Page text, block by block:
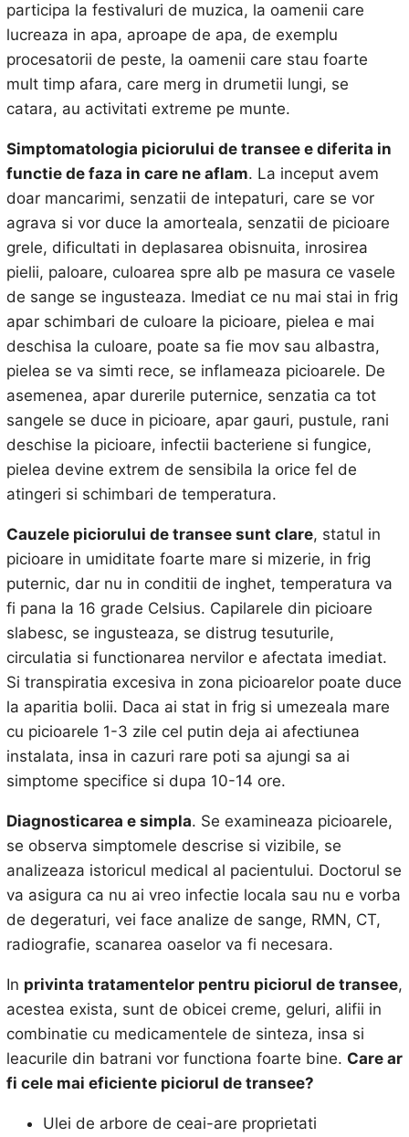
participa la festivaluri de muzica, la oamenii care
lucreaza in apa, aproape de apa, de exemplu
procesatorii de peste, la oamenii care stau foarte
mult timp afara, care merg in drumetii lungi, se
catara, au activitati extreme pe munte.
Simptomatologia piciorului de transee e diferita in
functie de faza in care ne aflam. La inceput avem
doar mancarimi, senzatii de intepaturi, care se vor
agrava si vor duce la amorteala, senzatii de picioare
grele, dificultati in deplasarea obisnuita, inrosirea
pielii, paloare, culoarea spre alb pe masura ce vasele
de sange se ingusteaza. Imediat ce nu mai stai in frig
apar schimbari de culoare la picioare, pielea e mai
deschisa la culoare, poate sa fie mov sau albastra,
pielea se va simti rece, se inflameaza picioarele. De
asemenea, apar durerile puternice, senzatia ca tot
sangele se duce in picioare, apar gauri, pustule, rani
deschise la picioare, infectii bacteriene si fungice,
pielea devine extrem de sensibila la orice fel de
atingeri si schimbari de temperatura.
Cauzele piciorului de transee sunt clare, statul in
picioare in umiditate foarte mare si mizerie, in frig
puternic, dar nu in conditii de inghet, temperatura va
fi pana la 16 grade Celsius. Capilarele din picioare
slabesc, se ingusteaza, se distrug tesuturile,
circulatia si functionarea nervilor e afectata imediat.
Si transpiratia excesiva in zona picioarelor poate duce
la aparitia bolii. Daca ai stat in frig si umezeala mare
cu picioarele 1-3 zile cel putin deja ai afectiunea
instalata, insa in cazuri rare poti sa ajungi sa ai
simptome specifice si dupa 10-14 ore.
Diagnosticarea e simpla. Se examineaza picioarele,
se observa simptomele descrise si vizibile, se
analizeaza istoricul medical al pacientului. Doctorul se
va asigura ca nu ai vreo infectie locala sau nu e vorba
de degeraturi, vei face analize de sange, RMN, CT,
radiografie, scanarea oaselor va fi necesara.
In privinta tratamentelor pentru piciorul de transee,
acestea exista, sunt de obicei creme, geluri, alifii in
combinatie cu medicamentele de sinteza, insa si
leacurile din batrani vor functiona foarte bine. Care ar
fi cele mai eficiente piciorul de transee?
Ulei de arbore de ceai-are proprietati